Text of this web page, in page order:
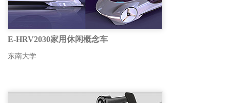
E-HRV2030家用休闲概念车
东南大学